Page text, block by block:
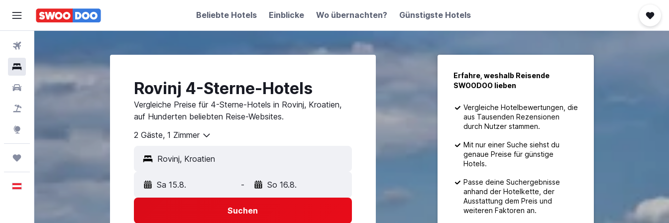
Beliebte Hotels Einblicke Wo übernachten? Günstigste Hotels
Hotels
Rovinj 4-Sterne-Hotels
Vergleiche Preise für 4-Sterne-Hotels in Rovinj, Kroatien,
auf Hunderten beliebten Reise-Websites.
2 Gäste, 1 Zimmer
Sa 15.8. - So 16.8.
Suchen
Erfahre, weshalb Reisende
SWOODOO lieben
Vergleiche Hotelbewertungen, die
aus Tausenden Rezensionen
durch Nutzer stammen.
Mit nur einer Suche siehst du
genaue Preise für günstige
Hotels.
Passe deine Suchergebnisse
anhand der Hotelkette, der
Ausstattung dem Preis und
weiteren Faktoren an.